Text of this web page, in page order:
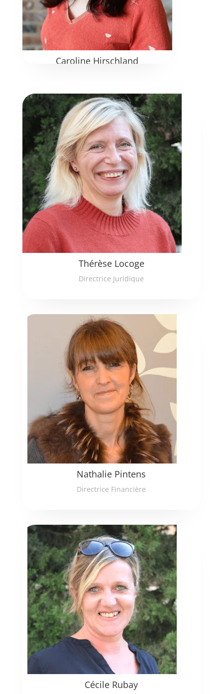
Caroline Hirschland
Thérèse Locoge
Directrice Juridique
Nathalie Pintens
Directrice Financière
Cécile Rubay